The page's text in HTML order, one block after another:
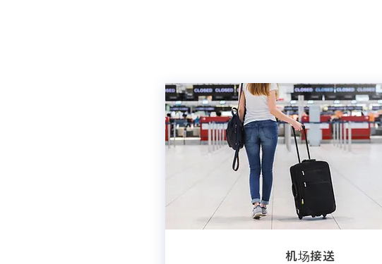
机场接送